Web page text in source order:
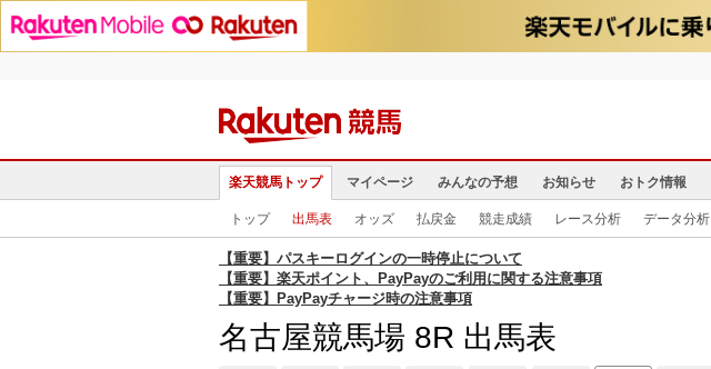
楽天競馬トップ マイページ みんなの予想 お知らせ おトク情報
トップ 出馬表 オッズ 払戻金 競走成績 レース分析 データ分析
【重要】パスキーログインの一時停止について
【重要】楽天ポイント、PayPayのご利用に関する注意事項
【重要】PayPayチャージ時の注意事項
名古屋競馬場 8R 出馬表